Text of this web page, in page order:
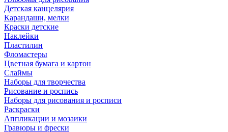
Детская канцелярия
Карандаши, мелки
Краски детские
Наклейки
Пластилин
Фломастеры
Цветная бумага и картон
Слаймы
Наборы для творчества
Рисование и роспись
Наборы для рисования и росписи
Раскраски
Аппликации и мозаики
Гравюры и фрески